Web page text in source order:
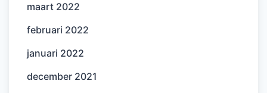
maart 2022
februari 2022
januari 2022
december 2021